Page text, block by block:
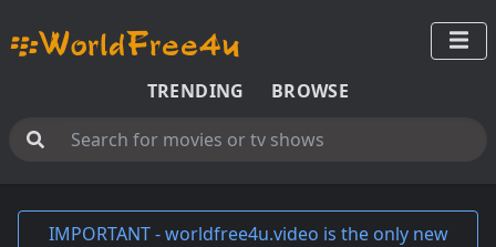
TRENDING BROWSE
IMPORTANT - worldfree4u.video is the only new